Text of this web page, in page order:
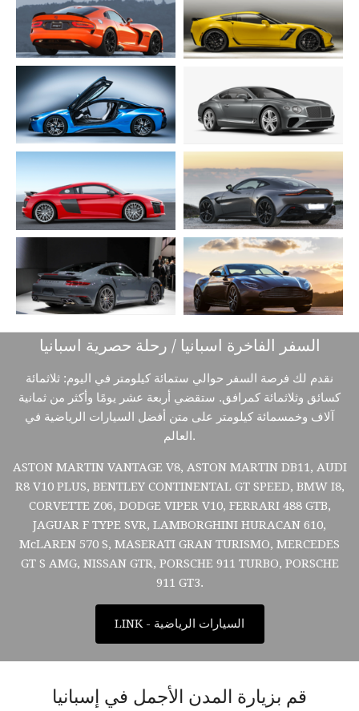
السفر الفاخرة اسبانيا / رحلة حصرية اسبانيا
نقدم لك فرصة السفر حوالي ستمائة كيلومتر في اليوم: ثلاثمائة
كسائق وثلاثمائة كمرافق. ستقضي أربعة عشر يومًا وأكثر من ثمانية
آلاف وخمسمائة كيلومتر على متن أفضل السيارات الرياضية في
العالم.
ASTON MARTIN VANTAGE V8, ASTON MARTIN DB11, AUDI
R8 V10 PLUS, BENTLEY CONTINENTAL GT SPEED, BMW I8,
CORVETTE Z06, DODGE VIPER V10, FERRARI 488 GTB,
JAGUAR F TYPE SVR, LAMBORGHINI HURACAN 610,
McLAREN 570 S, MASERATI GRAN TURISMO, MERCEDES
GT S AMG, NISSAN GTR, PORSCHE 911 TURBO, PORSCHE
911 GT3.
LINK - السيارات الرياضية
قم بزيارة المدن الأجمل في إسبانيا